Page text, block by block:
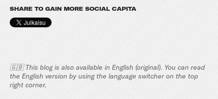
SHARE TO GAIN MORE SOCIAL CAPITA
🇬🇧 This blog is also available in English (original). You can read
the English version by using the language switcher on the top
right corner.